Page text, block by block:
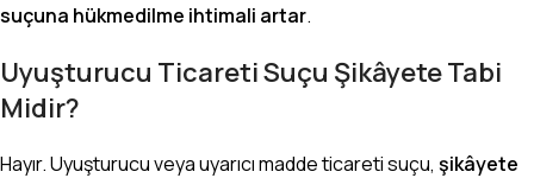
suçuna hükmedilme ihtimali artar.
Uyuşturucu Ticareti Suçu Şikâyete Tabi
Midir?
Hayır. Uyuşturucu veya uyarıcı madde ticareti suçu, şikâyete